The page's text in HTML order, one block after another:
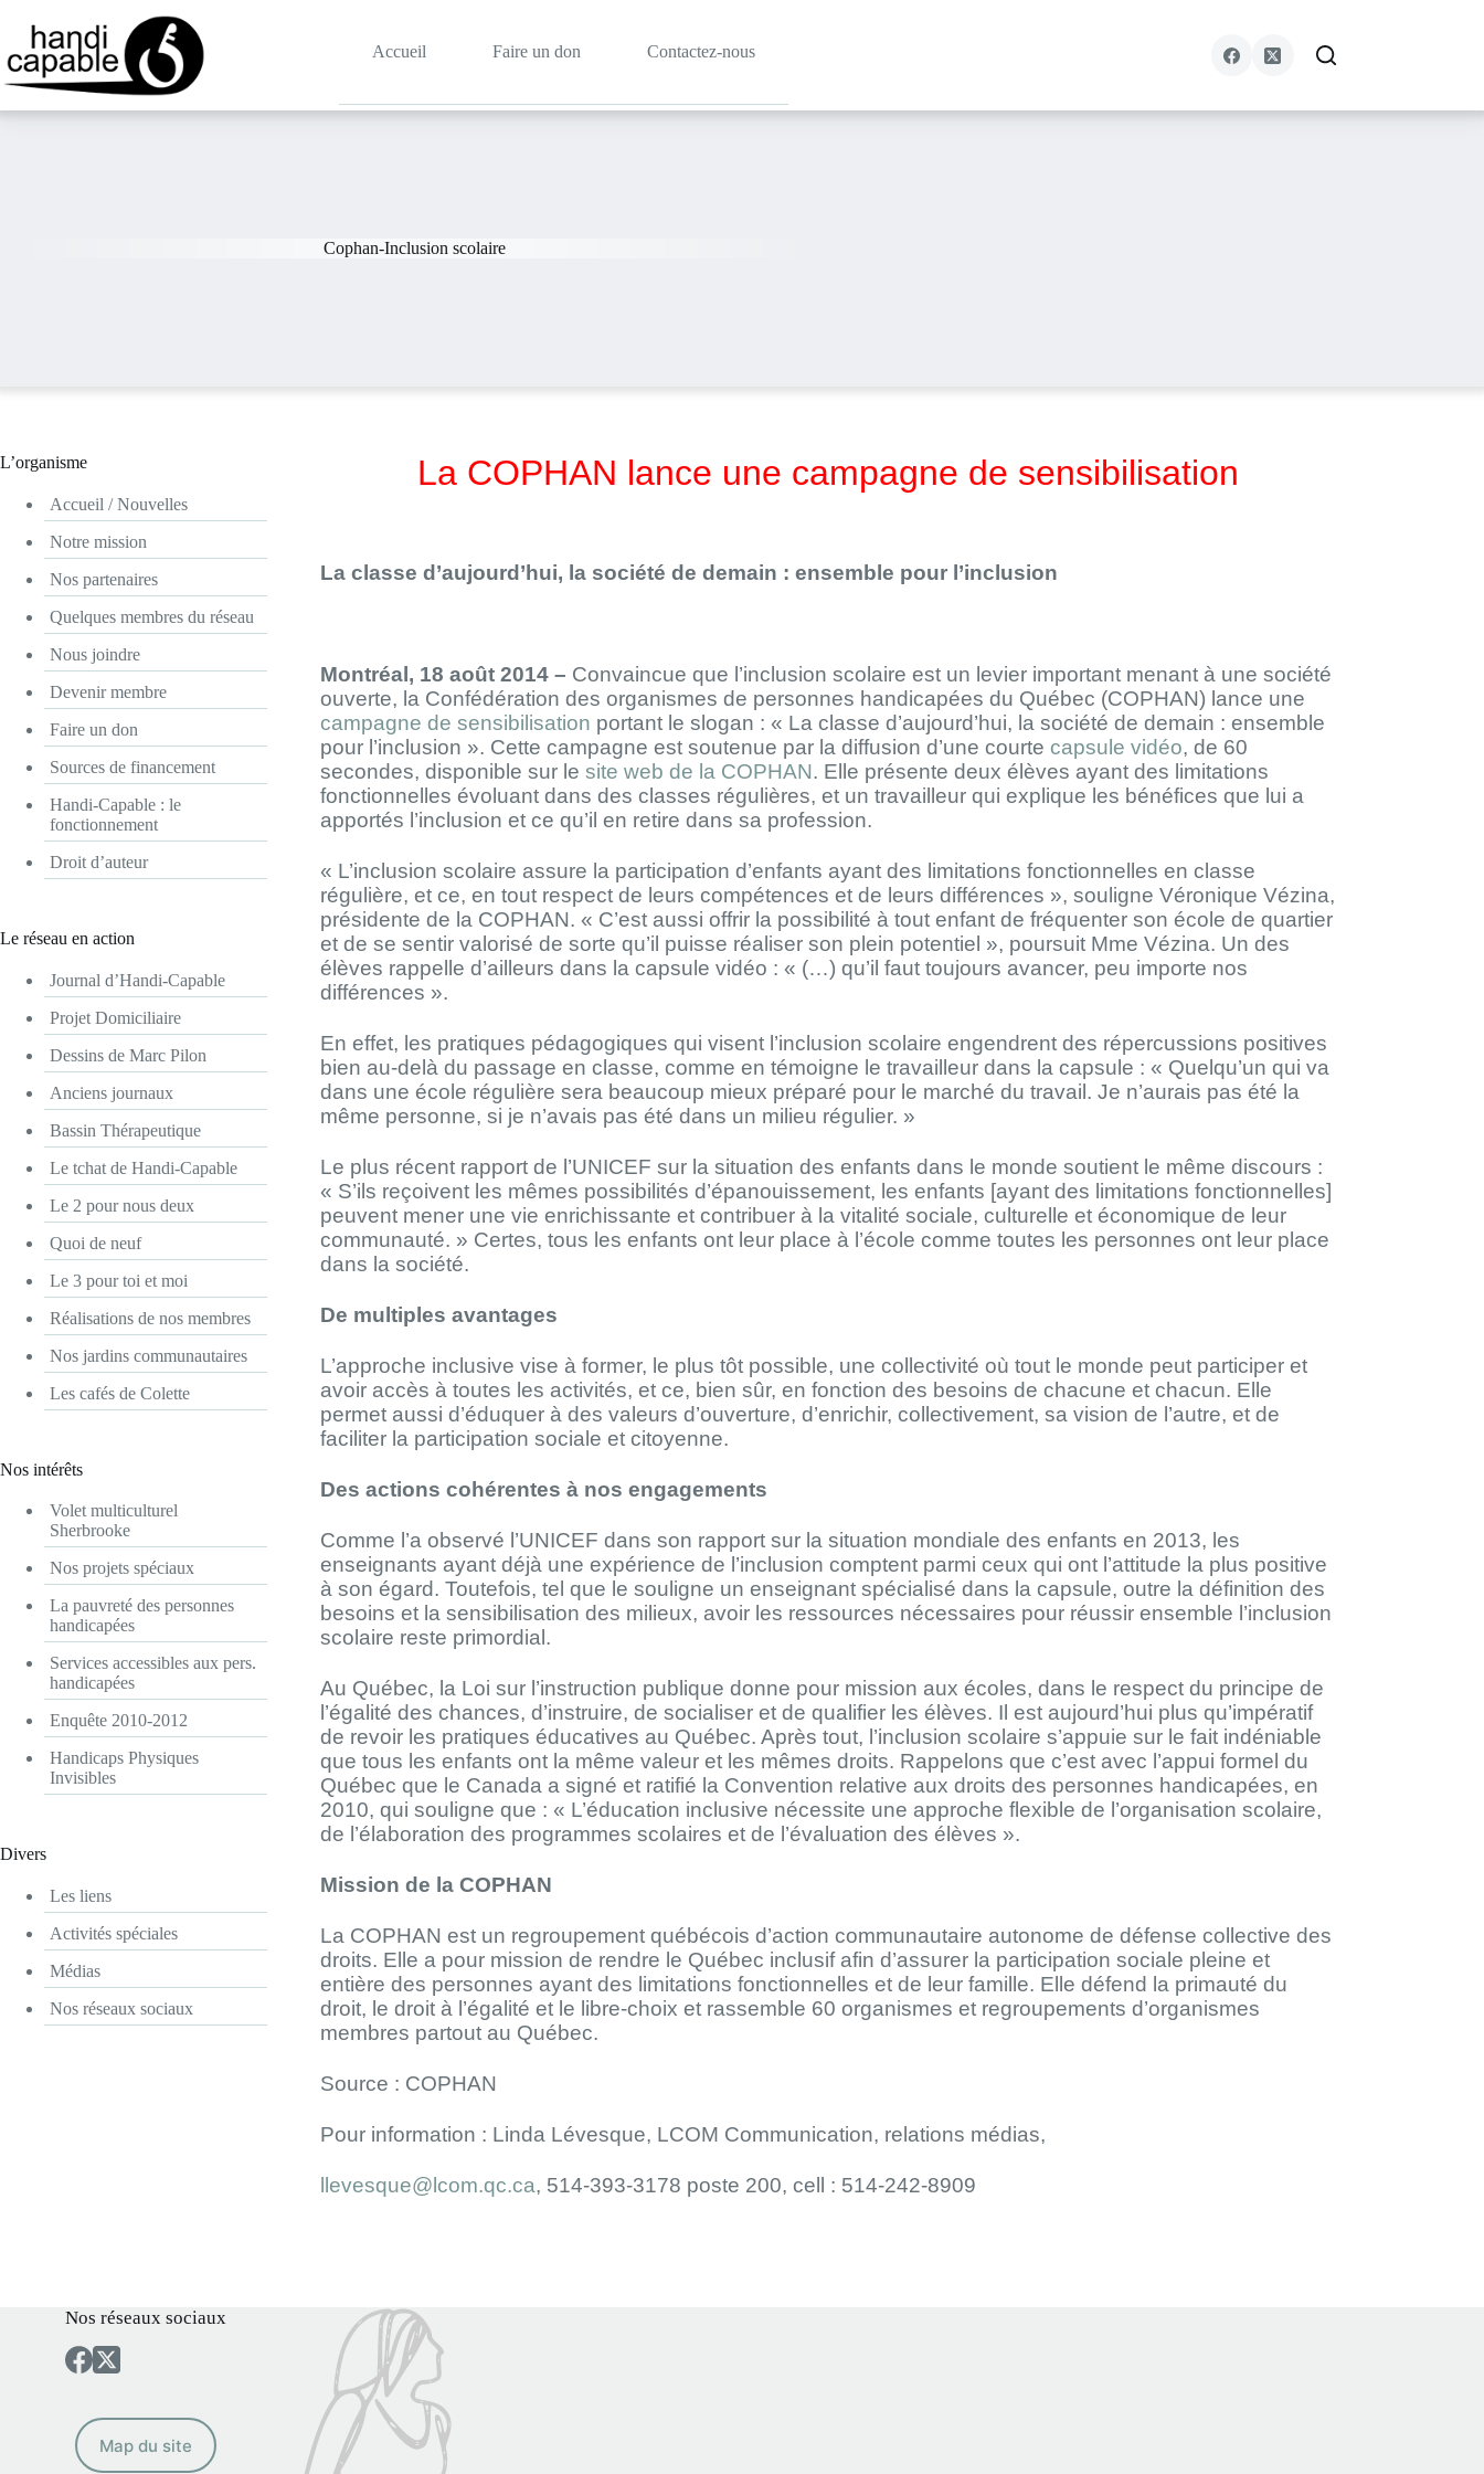
Accueil Faire un don Contactez-nous
Cophan-Inclusion scolaire
La COPHAN lance une campagne de sensibilisation
La classe d’aujourd’hui, la société de demain : ensemble pour l’inclusion
Montréal, 18 août 2014 – Convaincue que l’inclusion scolaire est un levier important menant à une société
ouverte, la Confédération des organismes de personnes handicapées du Québec (COPHAN) lance une
campagne de sensibilisation portant le slogan : « La classe d’aujourd’hui, la société de demain : ensemble
pour l’inclusion ». Cette campagne est soutenue par la diffusion d’une courte capsule vidéo, de 60
secondes, disponible sur lesite web de la COPHAN. Elle présente deux élèves ayant des limitations
fonctionnelles évoluant dans des classes régulières, et un travailleur qui explique les bénéfices que lui a
apportés l’inclusion et ce qu’il en retire dans sa profession.
« L’inclusion scolaire assure la participation d’enfants ayant des limitations fonctionnelles en classe
régulière, et ce, en tout respect de leurs compétences et de leurs différences », souligne Véronique Vézina,
présidente de la COPHAN. « C’est aussi offrir la possibilité à tout enfant de fréquenter son école de quartier
et de se sentir valorisé de sorte qu’il puisse réaliser son plein potentiel », poursuit Mme Vézina. Un des
élèves rappelle d’ailleurs dans la capsule vidéo : « (…) qu’il faut toujours avancer, peu importe nos
différences ».
En effet, les pratiques pédagogiques qui visent l’inclusion scolaire engendrent des répercussions positives
bien au-delà du passage en classe, comme en témoigne le travailleur dans la capsule : « Quelqu’un qui va
dans une école régulière sera beaucoup mieux préparé pour le marché du travail. Je n’aurais pas été la
même personne, si je n’avais pas été dans un milieu régulier. »
Le plus récent rapport de l’UNICEF sur la situation des enfants dans le monde soutient le même discours :
« S’ils reçoivent les mêmes possibilités d’épanouissement, les enfants [ayant des limitations fonctionnelles]
peuvent mener une vie enrichissante et contribuer à la vitalité sociale, culturelle et économique de leur
communauté. » Certes, tous les enfants ont leur place à l’école comme toutes les personnes ont leur place
dans la société.
De multiples avantages
L’approche inclusive vise à former, le plus tôt possible, une collectivité où tout le monde peut participer et
avoir accès à toutes les activités, et ce, bien sûr, en fonction des besoins de chacune et chacun. Elle
permet aussi d’éduquer à des valeurs d’ouverture, d’enrichir, collectivement, sa vision de l’autre, et de
faciliter la participation sociale et citoyenne.
Des actions cohérentes à nos engagements
Comme l’a observé l’UNICEF dans son rapport sur la situation mondiale des enfants en 2013, les
enseignants ayant déjà une expérience de l’inclusion comptent parmi ceux qui ont l’attitude la plus positive
à son égard. Toutefois, tel que le souligne un enseignant spécialisé dans la capsule, outre la définition des
besoins et la sensibilisation des milieux, avoir les ressources nécessaires pour réussir ensemble l’inclusion
scolaire reste primordial.
Au Québec, la Loi sur l’instruction publique donne pour mission aux écoles, dans le respect du principe de
l’égalité des chances, d’instruire, de socialiser et de qualifier les élèves. Il est aujourd’hui plus qu’impératif
de revoir les pratiques éducatives au Québec. Après tout, l’inclusion scolaire s’appuie sur le fait indéniable
que tous les enfants ont la même valeur et les mêmes droits. Rappelons que c’est avec l’appui formel du
Québec que le Canada a signé et ratifié la Convention relative aux droits des personnes handicapées, en
2010, qui souligne que : « L’éducation inclusive nécessite une approche flexible de l’organisation scolaire,
de l’élaboration des programmes scolaires et de l’évaluation des élèves ».
Mission de la COPHAN
La COPHAN est un regroupement québécois d’action communautaire autonome de défense collective des
droits. Elle a pour mission de rendre le Québec inclusif afin d’assurer la participation sociale pleine et
entière des personnes ayant des limitations fonctionnelles et de leur famille. Elle défend la primauté du
droit, le droit à l’égalité et le libre-choix et rassemble 60 organismes et regroupements d’organismes
membres partout au Québec.
Source : COPHAN
Pour information : Linda Lévesque, LCOM Communication, relations médias,
llevesque@lcom.qc.ca, 514-393-3178 poste 200, cell : 514-242-8909
L’organisme
Accueil / Nouvelles
Notre mission
Nos partenaires
Quelques membres du réseau
Nous joindre
Devenir membre
Faire un don
Sources de financement
Handi-Capable : le
fonctionnement
Droit d’auteur
Le réseau en action
Journal d’Handi-Capable
Projet Domiciliaire
Dessins de Marc Pilon
Anciens journaux
Bassin Thérapeutique
Le tchat de Handi-Capable
Le 2 pour nous deux
Quoi de neuf
Le 3 pour toi et moi
Réalisations de nos membres
Nos jardins communautaires
Les cafés de Colette
Nos intérêts
Volet multiculturel
Sherbrooke
Nos projets spéciaux
La pauvreté des personnes
handicapées
Services accessibles aux pers.
handicapées
Enquête 2010-2012
Handicaps Physiques
Invisibles
Divers
Les liens
Activités spéciales
Médias
Nos réseaux sociaux
Nos réseaux sociaux
Map du site